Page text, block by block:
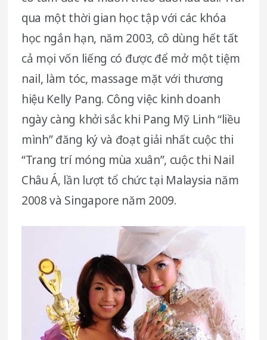
qua một thời gian học tập với các khóa
học ngắn hạn, năm 2003, cô dùng hết tất
cả mọi vốn liếng có được để mở một tiệm
nail, làm tóc, massage mặt với thương
hiệu Kelly Pang. Công việc kinh doanh
ngày càng khởi sắc khi Pang Mỹ Linh “liều
mình” đăng ký và đoạt giải nhất cuộc thi
“Trang trí móng mùa xuân”, cuộc thi Nail
Châu Á, lần lượt tổ chức tại Malaysia năm
2008 và Singapore năm 2009.